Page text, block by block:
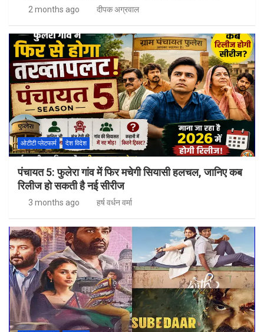
2 months ago दीपक अग्रवाल
ओटीटी प्लेटफार्म देश विदेश
पंचायत 5: फुलेरा गांव में फिर मचेगी सियासी हलचल, जानिए कब
रिलीज हो सकती है नई सीरीज
3 months ago हर्ष वर्धन वर्मा